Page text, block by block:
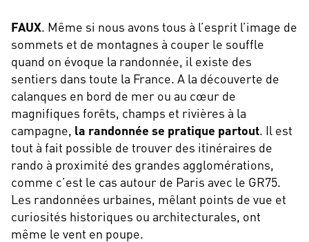
FAUX. Même si nous avons tous à l’esprit l’image de
sommets et de montagnes à couper le souffle
quand on évoque la randonnée, il existe des
sentiers dans toute la France. A la découverte de
calanques en bord de mer ou au cœur de
magnifiques forêts, champs et rivières à la
campagne, la randonnée se pratique partout. Il est
tout à fait possible de trouver des itinéraires de
rando à proximité des grandes agglomérations,
comme c’est le cas autour de Paris avec le GR75.
Les randonnées urbaines, mêlant points de vue et
curiosités historiques ou architecturales, ont
même le vent en poupe.